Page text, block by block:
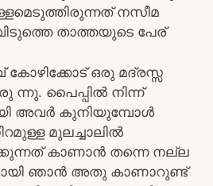
നസീമ
താത്തയുടെ പേര്
ഒരു മദ്രസ്സ
പൈപ്പിൽ നിന്ന്
അവർ കുനിയുമ്പോൾ
മുലച്ചാലിൽ
കാണാൻ തന്നെ നല്ല
ഞാൻ അതു കാണാറുണ്ട്